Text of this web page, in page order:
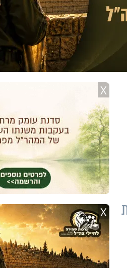
14 אריות
X
X